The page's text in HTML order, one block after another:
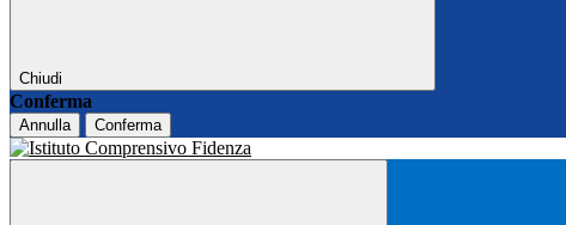
Chiudi
Conferma
Annulla Conferma